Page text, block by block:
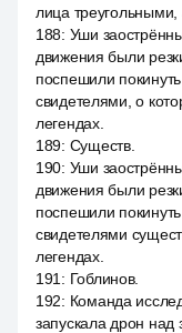
лица треугольными,
188: Уши
движения были
поспешили
свидетелями, о
легендах.
189: Существ.
190: Уши
движения были
поспешили
свидетелями
легендах.
191 : Гоблинов.
192: Команда
запускала дрон